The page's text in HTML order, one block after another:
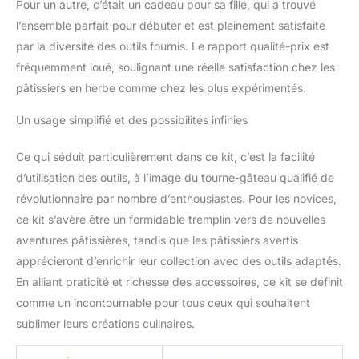
créativité et élèvera leurs
compétences en
avec cet ensemble
complet Matériaux sûrs :
tous les accessoires
américaines de qualité
acier inoxydable 304 de
haute qualité, plastique
et silicone. Robuste et
réutilisable, sans danger
pour la fabrication de
gâteaux familiaux, les
adultes et les enfants
clientèle] : nous
soutenons nos outils de
gâteau avec notre
Pour un autre, c’était un cadeau pour sa fille, qui a trouvé
l’ensemble parfait pour débuter et est pleinement satisfaite
par la diversité des outils fournis. Le rapport qualité-prix est
fréquemment loué, soulignant une réelle satisfaction chez les
pâtissiers en herbe comme chez les plus expérimentés.
Un usage simplifié et des possibilités infinies
Ce qui séduit particulièrement dans ce kit, c’est la facilité
d’utilisation des outils, à l’image du tourne-gâteau qualifié de
révolutionnaire par nombre d’enthousiastes. Pour les novices,
ce kit s’avère être un formidable tremplin vers de nouvelles
aventures pâtissières, tandis que les pâtissiers avertis
apprécieront d’enrichir leur collection avec des outils adaptés.
En alliant praticité et richesse des accessoires, ce kit se définit
comme un incontournable pour tous ceux qui souhaitent
sublimer leurs créations culinaires.